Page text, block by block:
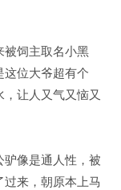
被饲主取名小黑
这位大爷超有个
让人又气又恼又
像是通人性，被
来，朝原本上马